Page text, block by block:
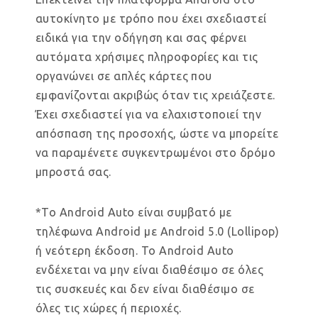
αυτοκίνητο με τρόπο που έχει σχεδιαστεί
ειδικά για την οδήγηση και σας φέρνει
αυτόματα χρήσιμες πληροφορίες και τις
οργανώνει σε απλές κάρτες που
εμφανίζονται ακριβώς όταν τις χρειάζεστε.
Έχει σχεδιαστεί για να ελαχιστοποιεί την
απόσπαση της προσοχής, ώστε να μπορείτε
να παραμένετε συγκεντρωμένοι στο δρόμο
μπροστά σας.
*Το Android Auto είναι συμβατό με
τηλέφωνα Android με Android 5.0 (Lollipop)
ή νεότερη έκδοση. Το Android Auto
ενδέχεται να μην είναι διαθέσιμο σε όλες
τις συσκευές και δεν είναι διαθέσιμο σε
όλες τις χώρες ή περιοχές.